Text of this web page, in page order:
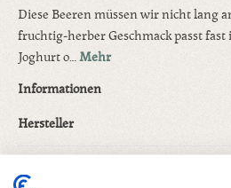
Diese Beeren müssen wir nicht lang
fruchtig-herber Geschmack passt
Joghurt o…Mehr
Informationen
Hersteller